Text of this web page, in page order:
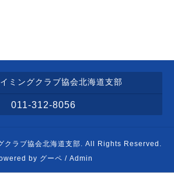
ミングクラブ協会北海道支部
011-312-8056
クラブ協会北海道支部. All Rights Reserved.
by グーペ / Admin